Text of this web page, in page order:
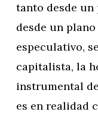
tanto desde
desde un
especulativo,
capitalista, la
instrumental
es en realidad